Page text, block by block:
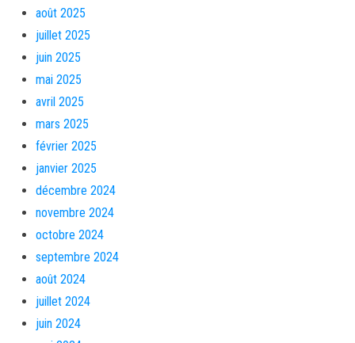
août 2025
juillet 2025
juin 2025
mai 2025
avril 2025
mars 2025
février 2025
janvier 2025
décembre 2024
novembre 2024
octobre 2024
septembre 2024
août 2024
juillet 2024
juin 2024